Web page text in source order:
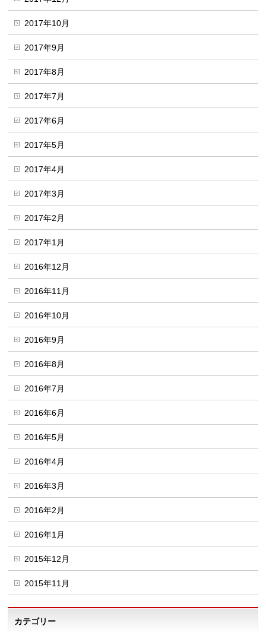
2017年10月
2017年9月
2017年8月
2017年7月
2017年6月
2017年5月
2017年4月
2017年3月
2017年2月
2017年1月
2016年12月
2016年11月
2016年10月
2016年9月
2016年8月
2016年7月
2016年6月
2016年5月
2016年4月
2016年3月
2016年2月
2016年1月
2015年12月
2015年11月
カテゴリー